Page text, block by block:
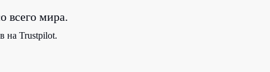
всего мира.
на Trustpilot.